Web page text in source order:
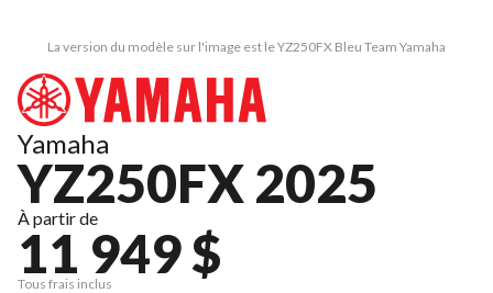
La version du modèle sur l'image est le YZ250FX Bleu Team Yamaha
Yamaha
YZ250FX 2025
À partir de
11 949 $
Tous frais inclus